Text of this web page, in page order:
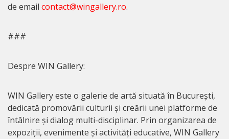
de email contact@wingallery.ro.
###
Despre WIN Gallery:
WIN Gallery este o galerie de artă situată în București,
dedicată promovării culturii și creării unei platforme de
întâlnire și dialog multi-disciplinar. Prin organizarea de
expoziții, evenimente și activități educative, WIN Gallery